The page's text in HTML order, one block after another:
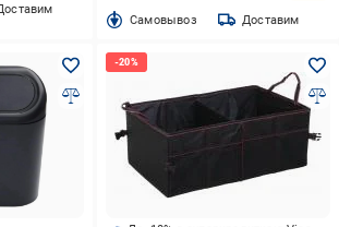
Cамовывоз Доставим